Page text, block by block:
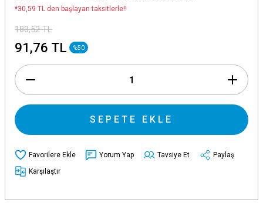
*30,59 TL den başlayan taksitlerle!!
183,52 TL
91,76 TL %50
SEPETE EKLE
Yorum Yap Tavsiye Et
Paylaş
Karşılaştır